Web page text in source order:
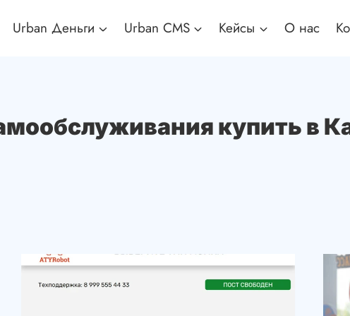
Urban Деньги Urban CMS Кейсы О нас
купить в